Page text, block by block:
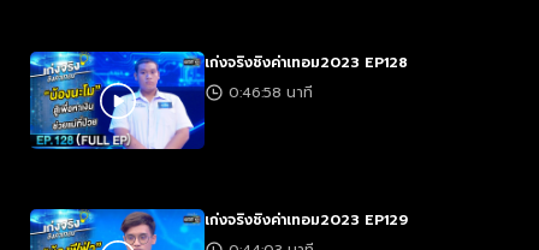
เก่งจริงชิงค่าเทอม2023 EP128
0:46:58 นาที
เก่งจริงชิงค่าเทอม2023 EP129